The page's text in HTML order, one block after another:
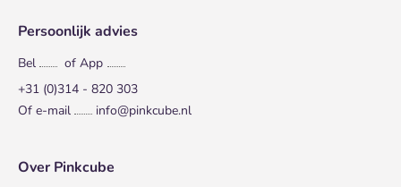
Persoonlijk advies
Bel
of App
+31 (0)314 - 820 303
Of e-mail
info@pinkcube.nl
Over Pinkcube